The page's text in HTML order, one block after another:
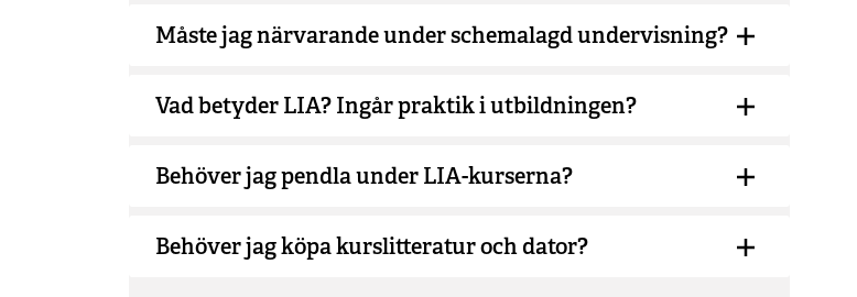
Måste jag närvarande under schemalagd undervisning?
Vad betyder LIA? Ingår praktik i utbildningen?
Behöver jag pendla under LIA-kurserna?
Behöver jag köpa kurslitteratur och dator?